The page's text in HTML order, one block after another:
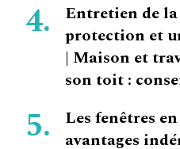
Entretien de
protection et
| Maison et
son toit :
Les fenêtres
avantages